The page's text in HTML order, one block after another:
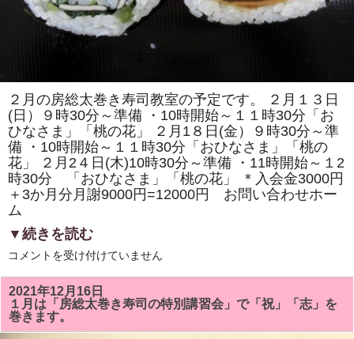
も
あ
り
ま
す。
は
２月の房総太巻き寿司教室の予定です。 ２月１３日
(日）９時30分～準備 ・10時開始～１１時30分「お
ひなさま」「桃の花」 ２月1８日(金）９時30分～準
備 ・10時開始～１１時30分「おひなさま」「桃の
花」 ２月2４日(木)10時30分～準備 ・11時開始～１2
時30分 「おひなさま」「桃の花」 ＊入会金3000円
＋3か月分月謝9000円=12000円 お問い合わせホー
ム
▼続きを読む
2
の
房
総
太
巻
き
コメントを受け付けていません
2021年12月16日
１月は「房総太巻き寿司の特別講習会」で「祝」「志」を
巻きます。